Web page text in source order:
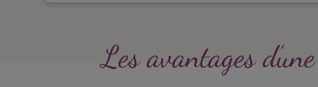
Les avantages